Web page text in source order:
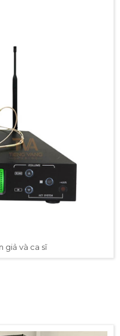
giả và ca sĩ